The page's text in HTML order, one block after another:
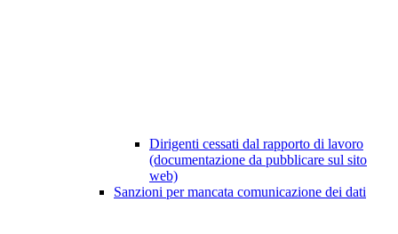
Dirigenti cessati dal rapporto di lavoro
(documentazione da pubblicare sul sito
web)
Sanzioni per mancata comunicazione dei dati